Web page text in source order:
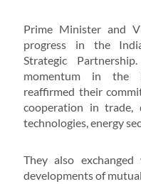
Prime Minister and
progress in the
Strategic
momentum in the
reaffirmed their
cooperation in trade,
technologies, energy
They also
developments of